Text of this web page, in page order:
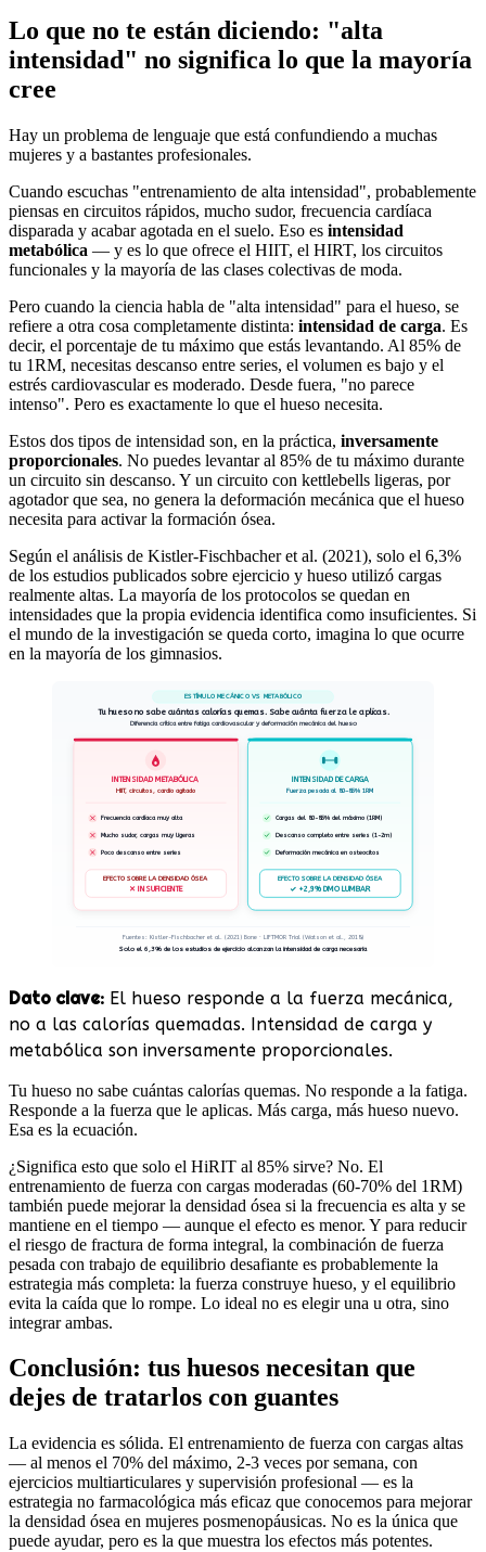
Lo que no te están diciendo: "alta
intensidad" no significa lo que la mayoría
cree
Hay un problema de lenguaje que está confundiendo a muchas
mujeres y a bastantes profesionales.
Cuando escuchas "entrenamiento de alta intensidad", probablemente
piensas en circuitos rápidos, mucho sudor, frecuencia cardíaca
disparada y acabar agotada en el suelo. Eso es intensidad
metabólica — y es lo que ofrece el HIIT, el HIRT, los circuitos
funcionales y la mayoría de las clases colectivas de moda.
Pero cuando la ciencia habla de "alta intensidad" para el hueso, se
refiere a otra cosa completamente distinta: intensidad de carga. Es
decir, el porcentaje de tu máximo que estás levantando. Al 85% de
tu 1RM, necesitas descanso entre series, el volumen es bajo y el
estrés cardiovascular es moderado. Desde fuera, "no parece
intenso". Pero es exactamente lo que el hueso necesita.
Estos dos tipos de intensidad son, en la práctica, inversamente
proporcionales. No puedes levantar al 85% de tu máximo durante
un circuito sin descanso. Y un circuito con kettlebells ligeras, por
agotador que sea, no genera la deformación mecánica que el hueso
necesita para activar la formación ósea.
Según el análisis de Kistler-Fischbacher et al. (2021), solo el 6,3%
de los estudios publicados sobre ejercicio y hueso utilizó cargas
realmente altas. La mayoría de los protocolos se quedan en
intensidades que la propia evidencia identifica como insuficientes. Si
el mundo de la investigación se queda corto, imagina lo que ocurre
en la mayoría de los gimnasios.
ESTÍMULO MECÁNICO VS METABÓLICO
Tu hueso no sabe cuántas calorías quemas. Sabe cuánta fuerza le aplicas.
Diferencia crítica entre fatiga cardiovascular y deformación mecánica del hueso
INTENSIDAD METABÓLICA
HIIT, circuitos, cardio agitado
Frecuencia cardíaca muy alta
Mucho sudor, cargas muy ligeras
Poco descanso entre series
EFECTO SOBRE LA DENSIDAD ÓSEA
✕ INSUFICIENTE
INTENSIDAD DE CARGA
Fuerza pesada al 80–85% 1RM
Cargas del 80-85% del máximo (1RM)
Descanso completo entre series (1-2m)
Deformación mecánica en osteocitos
EFECTO SOBRE LA DENSIDAD ÓSEA
✓ +2,9% DMO LUMBAR
Fuentes: Kistler-Fischbacher et al. (2021) Bone · LIFTMOR Trial (Watson et al., 2018)
Solo el 6,3% de los estudios de ejercicio alcanzan la intensidad de carga necesaria
Dato clave: El hueso responde a la fuerza mecánica,
no a las calorías quemadas. Intensidad de carga y
metabólica son inversamente proporcionales.
Tu hueso no sabe cuántas calorías quemas. No responde a la fatiga.
Responde a la fuerza que le aplicas. Más carga, más hueso nuevo.
Esa es la ecuación.
¿Significa esto que solo el HiRIT al 85% sirve? No. El
entrenamiento de fuerza con cargas moderadas (60-70% del 1RM)
también puede mejorar la densidad ósea si la frecuencia es alta y se
mantiene en el tiempo — aunque el efecto es menor. Y para reducir
el riesgo de fractura de forma integral, la combinación de fuerza
pesada con trabajo de equilibrio desafiante es probablemente la
estrategia más completa: la fuerza construye hueso, y el equilibrio
evita la caída que lo rompe. Lo ideal no es elegir una u otra, sino
integrar ambas.
Conclusión: tus huesos necesitan que
dejes de tratarlos con guantes
La evidencia es sólida. El entrenamiento de fuerza con cargas altas
— al menos el 70% del máximo, 2-3 veces por semana, con
ejercicios multiarticulares y supervisión profesional — es la
estrategia no farmacológica más eficaz que conocemos para mejorar
la densidad ósea en mujeres posmenopáusicas. No es la única que
puede ayudar, pero es la que muestra los efectos más potentes.